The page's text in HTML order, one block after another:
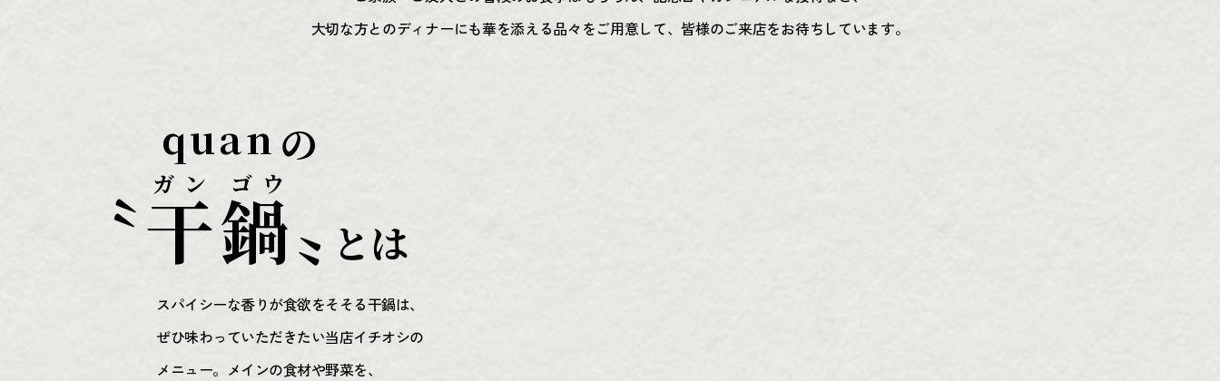
大切な方とのディナーにも華を添える品々をご用意して、皆様のご来店をお待ちしています。
quan の
ガン ゴウ
〝干鍋〟とは
スパイシーな香りが食欲をそそる干鍋は、
ぜひ味わっていただきたい当店イチオシの
メニュー。メインの食材や野菜を、